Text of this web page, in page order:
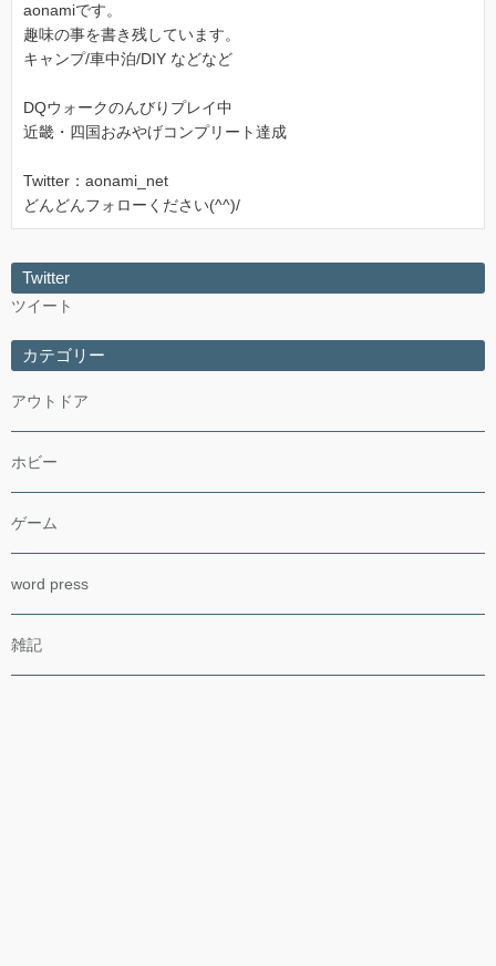
aonamiです。
趣味の事を書き残しています。
キャンプ/車中泊/DIY などなど
DQウォークのんびりプレイ中
近畿・四国おみやげコンプリート達成
Twitter：aonami_net
どんどんフォローください(^^)/
Twitter
ツイート
カテゴリー
アウトドア
ホビー
ゲーム
word press
雑記